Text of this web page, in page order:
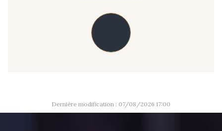
Dernière modification : 07/08/2026 17:00